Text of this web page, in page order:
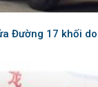
Đường 17 khối